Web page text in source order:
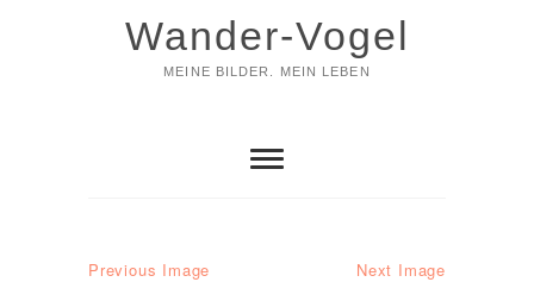
Wander-Vogel
MEINE BILDER. MEIN LEBEN
Previous Image Next Image